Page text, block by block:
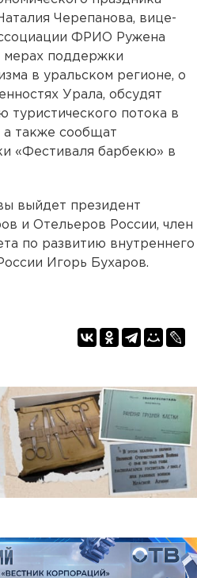
Черепанова, вице-
ФРИО Ружена
мерах поддержки
в уральском регионе, о
Урала, обсудят
туристического потока в
а также сообщат
«Фестиваля барбекю» в
выйдет президент
и Отельеров России, член
по развитию внутреннего
Игорь Бухаров.